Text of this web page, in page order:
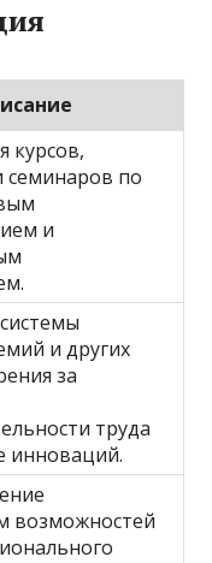
курсов,
семинаров по
и
и других
за
труда
инноваций.
возможностей